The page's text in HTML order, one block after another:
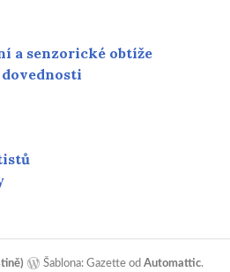
a senzorické obtíže
Šablona: Gazette odAutomattic.